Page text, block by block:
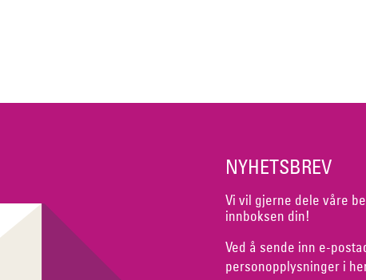
NYHETSBREV
Vi vil gjerne dele våre
innboksen din!
Ved å sende inn e-
personopplysninger i